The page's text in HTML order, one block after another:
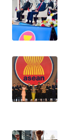
BARAT
WN
RIAU
WN
SERAMBI